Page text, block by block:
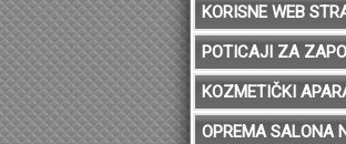
KORISNE WEB
POTICAJI ZA
KOZMETIČKI
OPREMA SALONA